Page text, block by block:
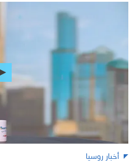
أخبار روسيا